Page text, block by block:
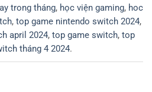
trong tháng, học viện gaming, hoc
, top game nintendo switch 2024,
april 2024, top game switch, top
tháng 4 2024.